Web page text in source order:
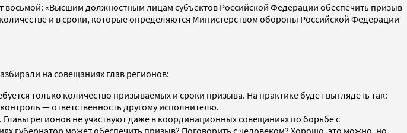
восьмой: «Высшим должностным лицам субъектов Российской Федерации обеспечить призыв
и в сроки, которые определяются Министерством обороны Российской Федерации
на совещаниях глав регионов:
только количество призываемых и сроки призыва. На практике будет выглядеть так:
— ответственность другому исполнителю.
регионов не участвуют даже в координационных совещаниях по борьбе с
губернатор может обеспечить призыв? Поговорить с человеком? Хорошо, это можно, но